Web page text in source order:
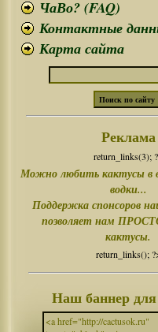
ЧаВо? (FAQ)
Контактные
Карта сайта
Реклама
return_links(3);
Можно любить кактусы в
водки...
Поддержка спонсоров
позволяет нам
кактусы.
return_links();
Наш баннер